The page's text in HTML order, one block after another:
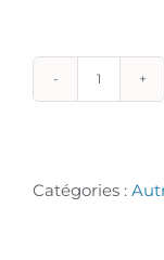
quantité
Catégories :